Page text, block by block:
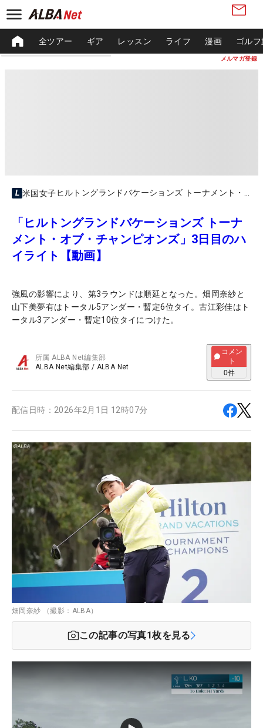
メルマガ登録
全ツアー ギア レッスン ライフ 漫画 ゴル
米国女子
「ヒルトングランドバケーションズ トーナ
メント・オブ・チャンピオンズ」3日目のハ
イライト【動画】
強風の影響により、第3ラウンドは順延となった。畑岡奈紗と
山下美夢有はトータル5アンダー・暫定6位タイ。古江彩佳はト
ータル3アンダー・暫定10位タイにつけた。
所属ALBA Net編集部
ALBA Net編集部 / ALBA Net
コメン
ト
0件
配信日時： 2026年2月1日 12時07分
畑岡奈紗 （撮影：ALBA）
この記事の写真1枚を見る